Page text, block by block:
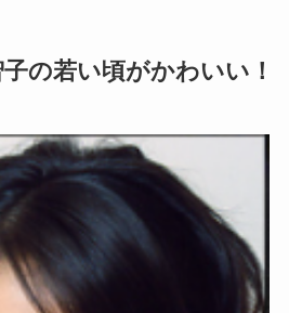
子の若い頃がかわいい！